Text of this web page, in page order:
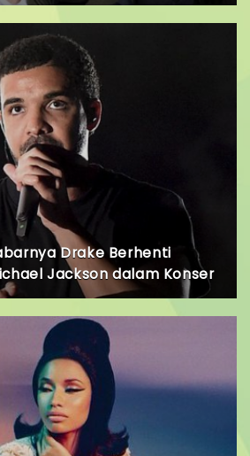
Drake Berhenti
Jackson dalam Konser